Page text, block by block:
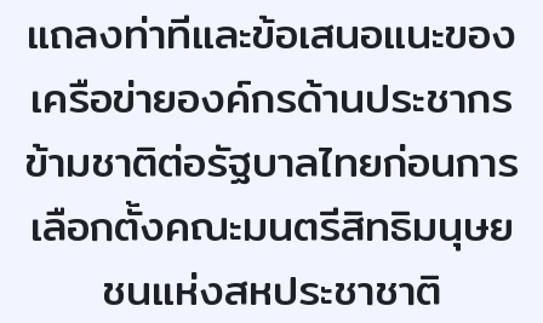
แถลงท่าทีและข้อเสนอแนะของ
เครือข่ายองค์กรด้านประชากร
ข้ามชาติต่อรัฐบาลไทยก่อนการ
เลือกตั้งคณะมนตรีสิทธิมนุษย
ชนแห่งสหประชาชาติ